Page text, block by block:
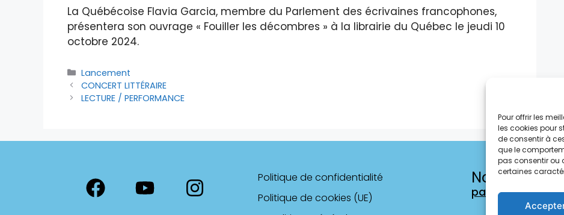
Pour offrir les
les cookies pour
de consentir à
que le
pas consentir ou
certaines
La Québécoise Flavia Garcia, membre du Parlement des écrivaines francophones,
présentera son ouvrage « Fouiller les décombres » à la librairie du Québec le jeudi 10
octobre 2024.
Lancement
CONCERT LITTÉRAIRE
LECTURE / PERFORMANCE
Politique de confidentialité
Politique de cookies (UE)
Nous